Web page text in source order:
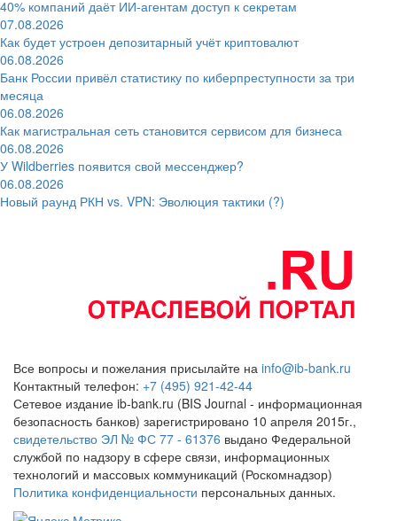
40% компаний даёт ИИ‑агентам доступ к секретам
07.08.2026
Как будет устроен депозитарный учёт криптовалют
06.08.2026
Банк России привёл статистику по киберпреступности за три
месяца
06.08.2026
Как магистральная сеть становится сервисом для бизнеса
06.08.2026
У Wildberries появится свой мессенджер?
06.08.2026
Новый раунд РКН vs. VPN: Эволюция тактики (?)
Все вопросы и пожелания присылайте на info@ib-bank.ru
Контактный телефон: +7 (495) 921-42-44
Сетевое издание ib-bank.ru (BIS Journal - информационная
безопасность банков) зарегистрировано 10 апреля 2015г.,
свидетельство ЭЛ № ФС 77 - 61376 выдано Федеральной
службой по надзору в сфере связи, информационных
технологий и массовых коммуникаций (Роскомнадзор)
Политика конфиденциальности персональных данных.